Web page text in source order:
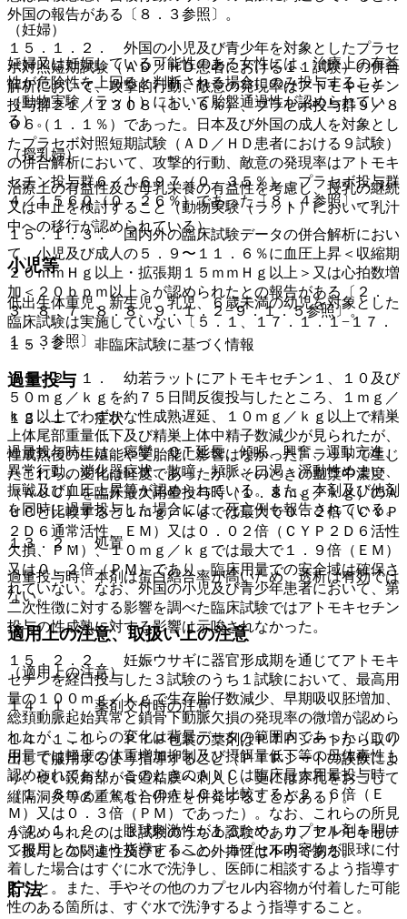
外国の報告がある〔８．３参照〕。
１５．１．２． 外国の小児及び青少年を対象としたプラセ
ボ対照短期試験（ＡＤ／ＨＤ患者における１１試験）の併合
解析において、攻撃的行動、敵意の発現率はアトモキセチン
投与群２１／１３０８（１．６％）、プラセボ投与群９／８
０６（１．１％）であった。日本及び外国の成人を対象とし
たプラセボ対照短期試験（ＡＤ／ＨＤ患者における９試験）
の併合解析において、攻撃的行動、敵意の発現率はアトモキ
セチン投与群６／１６９７（０．３５％）、プラセボ投与群
４／１５６０（０．２６％）であった〔８．４参照〕。
１５．１．３． 国内外の臨床試験データの併合解析におい
て、小児及び成人の５．９〜１１．６％に血圧上昇＜収縮期
２０ｍｍＨｇ以上・拡張期１５ｍｍＨｇ以上＞又は心拍数増
加＜２０ｂｐｍ以上＞が認められたとの報告がある〔２．
３、８．７、８．８、９．１．２−９．１．５参照〕。
１５．２． 非臨床試験に基づく情報
１５．２．１． 幼若ラットにアトモキセチン１、１０及び
５０ｍｇ／ｋｇを約７５日間反復投与したところ、１ｍｇ／
ｋｇ以上でわずかな性成熟遅延、１０ｍｇ／ｋｇ以上で精巣
上体尾部重量低下及び精巣上体中精子数減少が見られたが、
性成熟後の生殖能や受胎能に影響はなかった。ラットで生じ
たこれらの変化は軽度であったが、そのときの血漿中濃度
（ＡＵＣ）を臨床最大用量投与時（１．８ｍｇ／ｋｇ）のＡ
ＵＣと比較すると１ｍｇ／ｋｇでは最大で０．２倍（ＣＹＰ
２Ｄ６通常活性、ＥＭ）又は０．０２倍（ＣＹＰ２Ｄ６活性
欠損、ＰＭ）、１０ｍｇ／ｋｇでは最大で１．９倍（ＥＭ）
又は０．２倍（ＰＭ）であり、臨床用量での安全域は確保さ
れていない。なお、外国の小児及び青少年患者において、第
二次性徴に対する影響を調べた臨床試験ではアトモキセチン
投与の性成熟に対する影響は示唆されなかった。
１５．２．２． 妊娠ウサギに器官形成期を通じてアトモキ
セチンを経口投与した３試験のうち１試験において、最高用
量の１００ｍｇ／ｋｇで生存胎仔数減少、早期吸収胚増加、
総頚動脈起始異常と鎖骨下動脈欠損の発現率の微増が認めら
れたが、これらの変化は背景データの範囲内であった（この
用量では軽度の体重増加抑制及び摂餌量低下等の母体毒性も
認められており、このときのＡＵＣは臨床最大用量投与時
（１．８ｍｇ／ｋｇ）のＡＵＣと比較すると２．６倍（Ｅ
Ｍ）又は０．３倍（ＰＭ）であった）。なお、これらの所見
が認められたのは３試験のうち１試験であり、アトモキセチ
ン投与との関連性及びヒトへの外挿性は不明である。
貯法
（妊婦）
妊婦又は妊娠している可能性のある女性には、治療上の有益
性が危険性を上回ると判断される場合にのみ投与すること
（動物実験（ラット）において胎盤通過性が認められてい
る）。
（授乳婦）
治療上の有益性及び母乳栄養の有益性を考慮し、授乳の継続
又は中止を検討すること（動物実験（ラット）において乳汁
中への移行が認められている）。
小児等
低出生体重児、新生児、乳児、６歳未満の幼児を対象とした
臨床試験は実施していない〔５．１、１７．１．１−１７．
１．３参照〕。
過量投与
１３．１． 症状
過量投与時には、痙攣、ＱＴ延長、傾眠、興奮、運動亢進、
異常行動、消化器症状、散瞳、頻脈、口渇、浮動性めまい、
振戦及び血圧上昇等が認められている。また、本剤及び他剤
を同時に過量投与した場合には、死亡例も報告されている。
１３．２． 処置
過量投与時、本剤は蛋白結合率が高いため、透析は有効では
ない。
適用上の注意、取扱い上の注意
（適用上の注意）
１４．１． 薬剤交付時の注意
１４．１．１． ＰＴＰ包装の薬剤はＰＴＰシートから取り
出して服用するよう指導すること（ＰＴＰシートの誤飲によ
り、硬い鋭角部が食道粘膜へ刺入し、更には穿孔をおこして
縦隔洞炎等の重篤な合併症を併発することがある）。
１４．１．２． 眼球刺激性があるため、カプセル剤を開け
て服用しないよう指導すること。カプセル内容物が眼球に付
着した場合はすぐに水で洗浄し、医師に相談するよう指導す
ること。また、手やその他のカプセル内容物が付着した可能
性のある箇所は、すぐ水で洗浄するよう指導すること。